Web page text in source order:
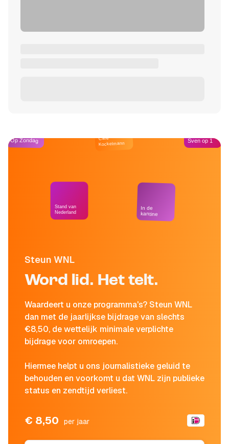
Steun WNL
Word lid. Het telt.
Waardeert u onze programma's? Steun WNL
dan met de jaarlijkse bijdrage van slechts
€8,50, de wettelijk minimale verplichte
bijdrage voor omroepen.
Hiermee helpt u ons journalistieke geluid te
behouden en voorkomt u dat WNL zijn publieke
status en zendtijd verliest.
€ 8,50 per jaar
Op Zondag
Stand van
Nederland
Café
Kockelmann
In de
kantine
Sven op 1